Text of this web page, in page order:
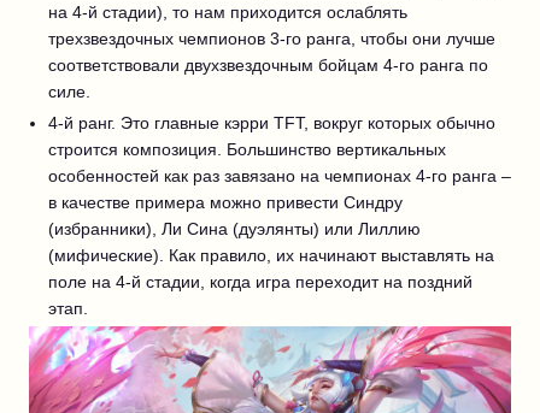
на 4-й стадии), то нам приходится ослаблять
трехзвездочных чемпионов 3-го ранга, чтобы они лучше
соответствовали двухзвездочным бойцам 4-го ранга по
силе.
4-й ранг. Это главные кэрри TFT, вокруг которых обычно
строится композиция. Большинство вертикальных
особенностей как раз завязано на чемпионах 4-го ранга –
в качестве примера можно привести Синдру
(избранники), Ли Сина (дуэлянты) или Лиллию
(мифические). Как правило, их начинают выставлять на
поле на 4-й стадии, когда игра переходит на поздний
этап.